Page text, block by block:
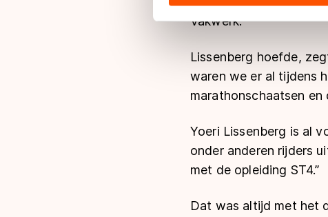
hun services. Sommige
adequaat beschermingsniveau
Vakwerk.
Lissenberg hoefde,
waren we er al tijdens
marathonschaatsen en
Yoeri Lissenberg is al
onder anderen rijders
met de opleiding ST4.”
Dat was altijd met het